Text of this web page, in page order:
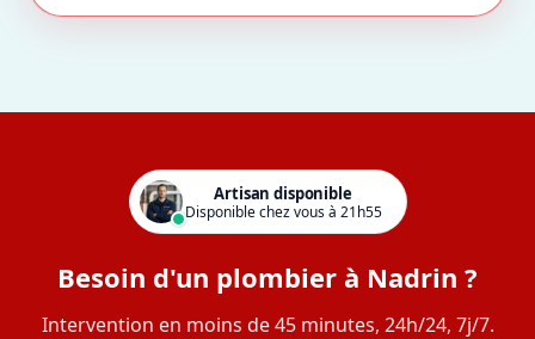
Artisan disponible
Disponible chez vous à 21h55
Besoin d'un plombier à Nadrin ?
Intervention en moins de 45 minutes, 24h/24, 7j/7.